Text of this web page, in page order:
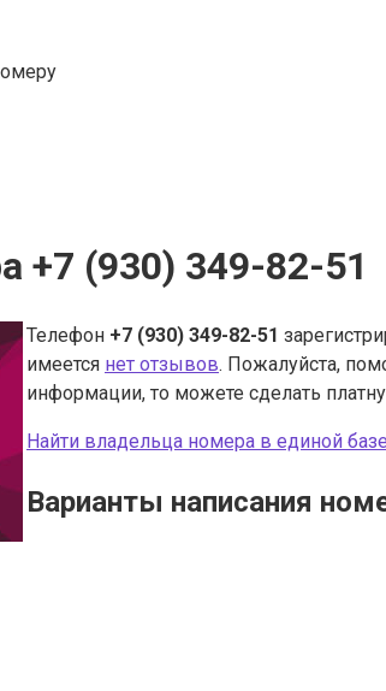
+7 (930) 349-82-51
Телефон +7 (930) 349-82-51
имеется нет отзывов. Пожалуйста,
информации, то можете сделать
Найти владельца номера в единой
Варианты написания